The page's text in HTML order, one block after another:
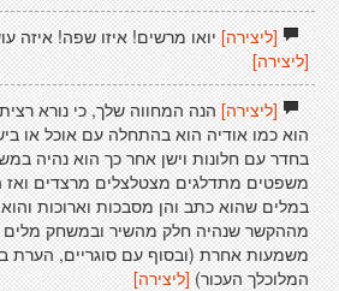
[ליצירה]יואו מרשים! איזו שפה! איזה
[ליצירה]
[ליצירה]הנה המחווה שלך, כי נורא
הוא כמו אודיה הוא בהתחלה עם אוכל או
בחדר עם חלונות וישן אחר כך הוא נהיה
משפטים מתדלגים מצטלצלים מרצדים ואז
במלים שהוא כתב והן מסבכות וארוכות
מההקשר שנהיה חלק מהשיר ובמשחק מלים
משמעות אחרת (ובסוף עם סוגריים, הערת
המלוכלך העכור) [ליצירה]